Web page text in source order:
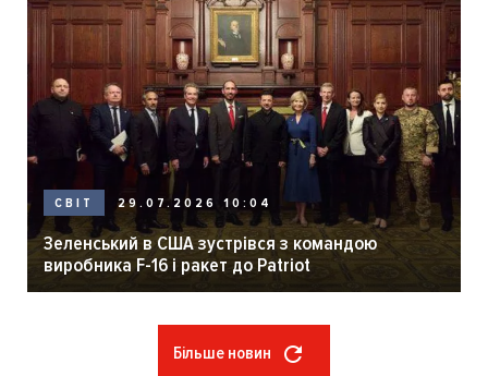
СВІТ 29.07.2026 10:04
Зеленський в США зустрівся з командою
виробника F-16 і ракет до Patriot
Більше новин